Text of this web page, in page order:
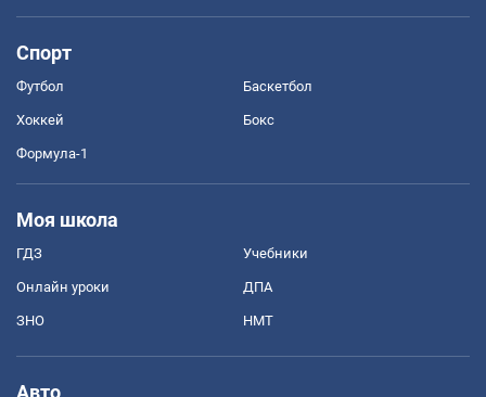
Спорт
Футбол Баскетбол
Хоккей Бокс
Формула-1
Моя школа
ГДЗ Учебники
Онлайн уроки ДПА
ЗНО НМТ
Авто